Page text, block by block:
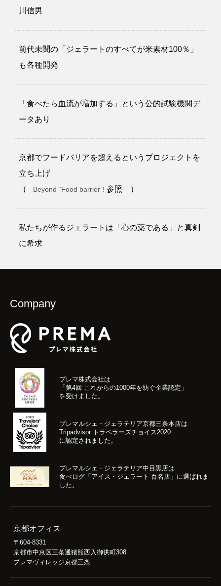
川信男
前代未聞の「ジェラートのすべてが米素材100％」
も各種開発
「食べたら血流が増加する」という公的試験機関デ
ータあり
京都でフードバリアを超えるというプロジェクトを
立ち上げ
（
Beyond “Food barrier”!参照 ）
私たちが作るジェラートは「心の薬である」と真剣
に希求
Company
プレマ株式会社は
「第4回 これからの1000年を紡ぐ企業認定」
を受けました。
プレマルシェ・ジェラテリア京都三条本店は
Tripadvisor トラベラーズチョイス2020
に認定されました。
プレマルシェ・ジェラテリア中目黒店は
食べログ「アイス・ジェラート 百名店」に選ばれま
した。
京都オフィス
〒604-8331
京都市中京区三条通猪熊西入御供町308
プレマヴィレッジ京都三条